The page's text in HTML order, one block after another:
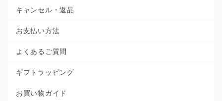
キャンセル・返品
お支払い方法
よくあるご質問
ギフトラッピング
お買い物ガイド